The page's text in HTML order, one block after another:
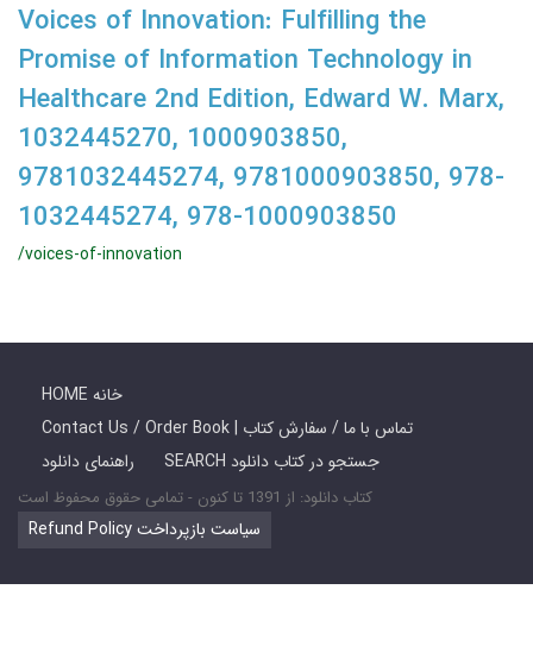
Voices of Innovation: Fulfilling the
Promise of Information Technology in
Healthcare 2nd Edition, Edward W. Marx,
1032445270, 1000903850,
9781032445274, 9781000903850, 978-
1032445274, 978-1000903850
/voices-of-innovation
HOME خانه
Contact Us / Order Book | تماس با ما / سفارش کتاب
راهنمای دانلود
SEARCH جستجو در کتاب دانلود
کتاب دانلود: از 1391 تا کنون - تمامی حقوق محفوظ است
Refund Policy سیاست بازپرداخت